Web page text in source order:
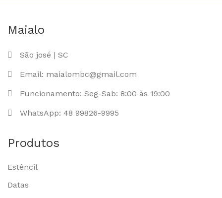
Maialo
São josé | SC
Email: maialombc@gmail.com
Funcionamento: Seg-Sab: 8:00 às 19:00
WhatsApp: 48 99826-9995
Produtos
Estêncil
Datas